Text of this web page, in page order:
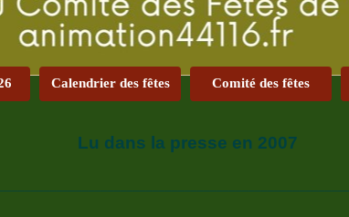
Calendrier des fêtes Comité des fêtes
Lu dans la presse en 2007